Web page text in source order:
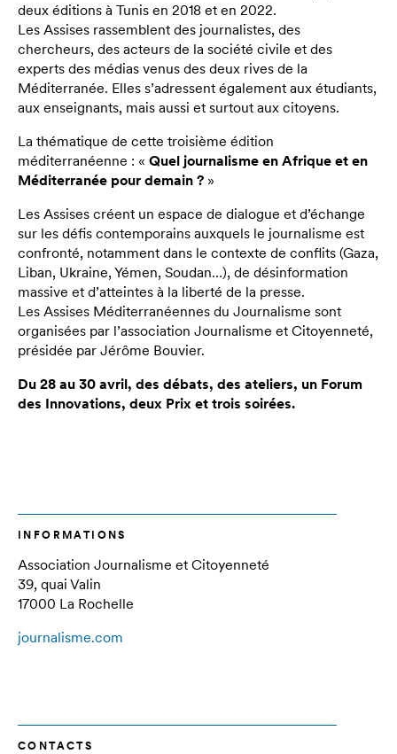
deux éditions à Tunis en 2018 et en 2022.
Les Assises rassemblent des journalistes, des
chercheurs, des acteurs de la société civile et des
experts des médias venus des deux rives de la
Méditerranée. Elles s’adressent également aux étudiants,
aux enseignants, mais aussi et surtout aux citoyens.
La thématique de cette troisième édition
méditerranéenne : « Quel journalisme en Afrique et en
Méditerranée pour demain ? »
Les Assises créent un espace de dialogue et d’échange
sur les défis contemporains auxquels le journalisme est
confronté, notamment dans le contexte de conflits (Gaza,
Liban, Ukraine, Yémen, Soudan…), de désinformation
massive et d’atteintes à la liberté de la presse.
Les Assises Méditerranéennes du Journalisme sont
organisées par l’association Journalisme et Citoyenneté,
présidée par Jérôme Bouvier.
Du 28 au 30 avril, des débats, des ateliers, un Forum
des Innovations, deux Prix et trois soirées.
INFORMATIONS
Association Journalisme et Citoyenneté
39, quai Valin
17000 La Rochelle
journalisme.com
CONTACTS